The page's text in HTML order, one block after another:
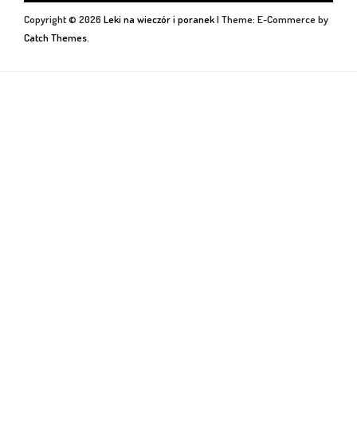
Copyright © 2026 Leki na wieczór i poranek| Theme: E-Commerce by
Catch Themes